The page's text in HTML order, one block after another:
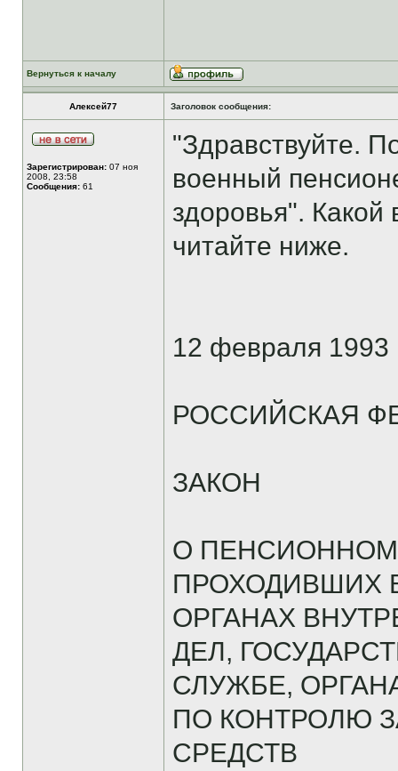
Вернуться к началу
Алексей77 Заголовок сообщения:
Зарегистрирован: 07 ноя
2008, 23:58
Сообщения: 61
"Здравствуйте.
военный
здоровья". Какой
читайте ниже.
12 февраля 1993
РОССИЙСКАЯ
ЗАКОН
О
ПРОХОДИВШИХ
ОРГАНАХ
ДЕЛ,
СЛУЖБЕ,
ПО КОНТРОЛЮ
СРЕДСТВ